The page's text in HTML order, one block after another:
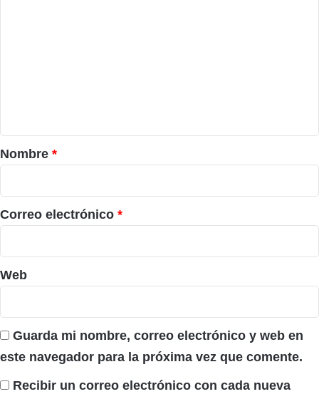
r
i
o
*
Nombre *
Correo electrónico *
Web
Guarda mi nombre, correo electrónico y web en
este navegador para la próxima vez que comente.
Recibir un correo electrónico con cada nueva